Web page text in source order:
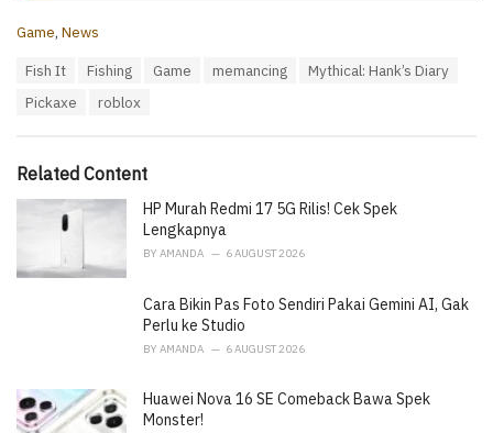
C
i
Game, News
Fish It Fishing Game memancing
Mythical: Hank’s Diary
Pickaxe
roblox
Related Content
HP Murah Redmi 17 5G Rilis! Cek Spek
Lengkapnya
BY AMANDA 6 AUGUST 2026
Cara Bikin Pas Foto Sendiri Pakai Gemini AI, Gak
Perlu ke Studio
BY AMANDA 6 AUGUST 2026
Huawei Nova 16 SE Comeback Bawa Spek
Monster!